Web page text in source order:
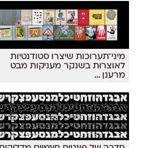
מיני־תערוכות שיצרו סטודנטיות
לאוצרוּת בשנקר מעניקות מבט
מרענן ...